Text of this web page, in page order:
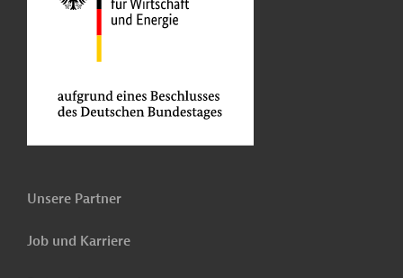
Unsere Partner
Job und Karriere